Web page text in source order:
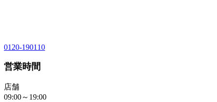
0120-190110
営業時間
店舗
09:00～19:00